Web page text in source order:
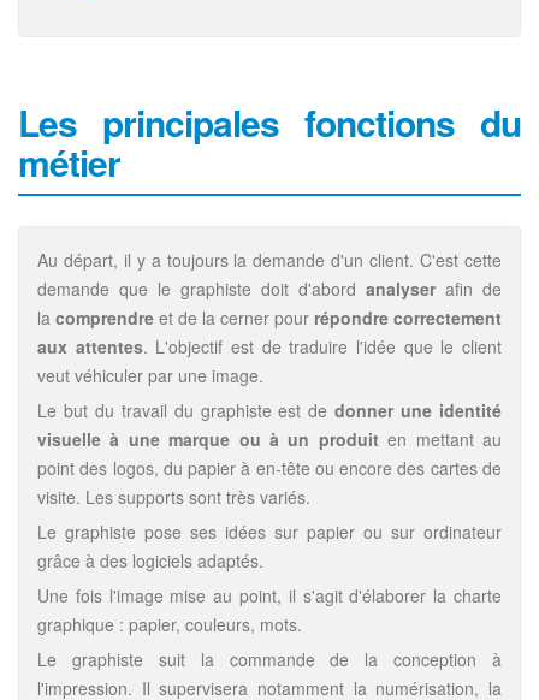
Les principales fonctions du
métier
Au départ, il y a toujours la demande d'un client. C'est cette
demande que le graphiste doit d'abord analyser afin de
la comprendre et de la cerner pour répondre correctement
aux attentes. L'objectif est de traduire l'idée que le client
veut véhiculer par une image.
Le but du travail du graphiste est dedonner une identité
visuelle à une marque ou à un produiten mettant au
point des logos, du papier à en-tête ou encore des cartes de
visite. Les supports sont très variés.
Le graphiste pose ses idées sur papier ou sur ordinateur
grâce à des logiciels adaptés.
Une fois l'image mise au point, il s'agit d'élaborer la charte
graphique : papier, couleurs, mots.
Le graphiste suit la commande de la conception à
l'impression. Il supervisera notamment la numérisation, la